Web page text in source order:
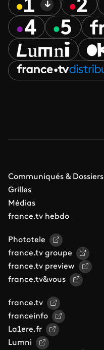
Communiqués & Dossiers
Grilles
Médias
france.tv hebdo
Phototele
france.tv groupe
france.tv preview
france.tv&vous
france.tv
franceinfo
La1ere.fr
Lumni